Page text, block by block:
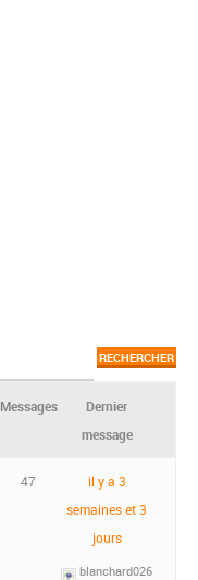
Messages
Dernier
message
47
il y a 3
semaines et 3
jours
blanchard026